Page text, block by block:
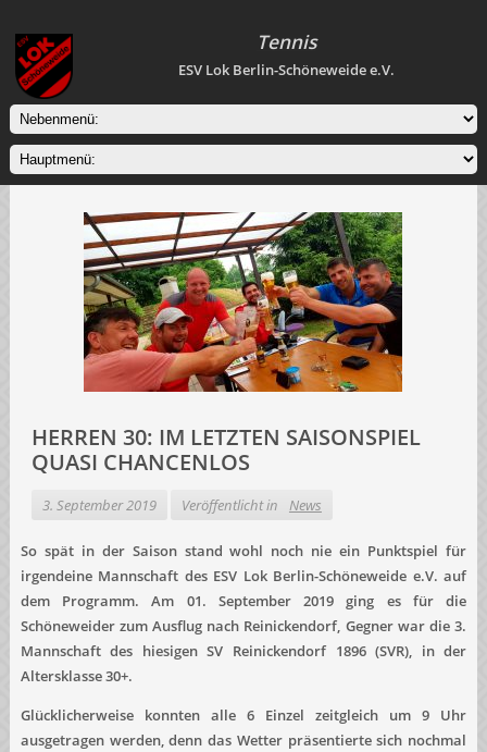
Tennis
ESV Lok Berlin-Schöneweide e.V.
HERREN 30: IM LETZTEN SAISONSPIEL
QUASI CHANCENLOS
3. September 2019 Veröffentlicht in News
So spät in der Saison stand wohl noch nie ein Punktspiel für
irgendeine Mannschaft des ESV Lok Berlin-Schöneweide e.V. auf
dem Programm. Am 01. September 2019 ging es für die
Schöneweider zum Ausflug nach Reinickendorf, Gegner war die 3.
Mannschaft des hiesigen SV Reinickendorf 1896 (SVR), in der
Altersklasse 30+.
Glücklicherweise konnten alle 6 Einzel zeitgleich um 9 Uhr
ausgetragen werden, denn das Wetter präsentierte sich nochmal